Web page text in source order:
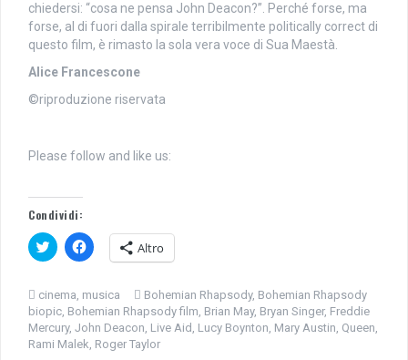
chiedersi: “cosa ne pensa John Deacon?”. Perché forse, ma
forse, al di fuori dalla spirale terribilmente politically correct di
questo film, è rimasto la sola vera voce di Sua Maestà.
Alice Francescone
©riproduzione riservata
Please follow and like us:
Condividi:
F
a
l
i
c
q
u
i
F
a
l
c
p
e
r
Altro
cinema, musica Bohemian Rhapsody, Bohemian Rhapsody
biopic, Bohemian Rhapsody film, Brian May, Bryan Singer, Freddie
Mercury, John Deacon, Live Aid , Lucy Boynton, Mary Austin, Queen,
Rami Malek, Roger Taylor